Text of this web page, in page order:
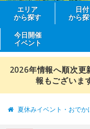
エリア
から探す
日付
から
今日開催
イベント
2026年情報へ順次更
報もございま
夏休みイベント・おでか